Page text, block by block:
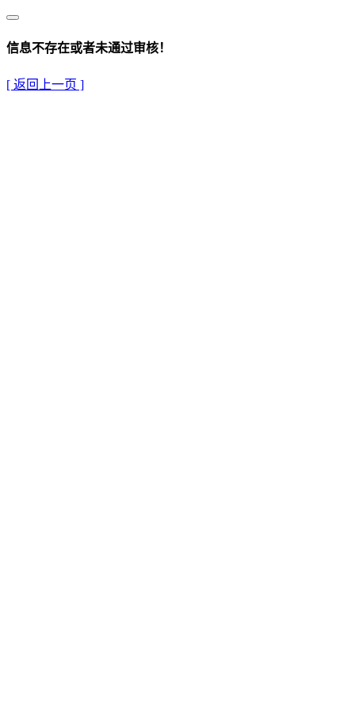
信息不存在或者未通过审核！
[ 返回上一页 ]